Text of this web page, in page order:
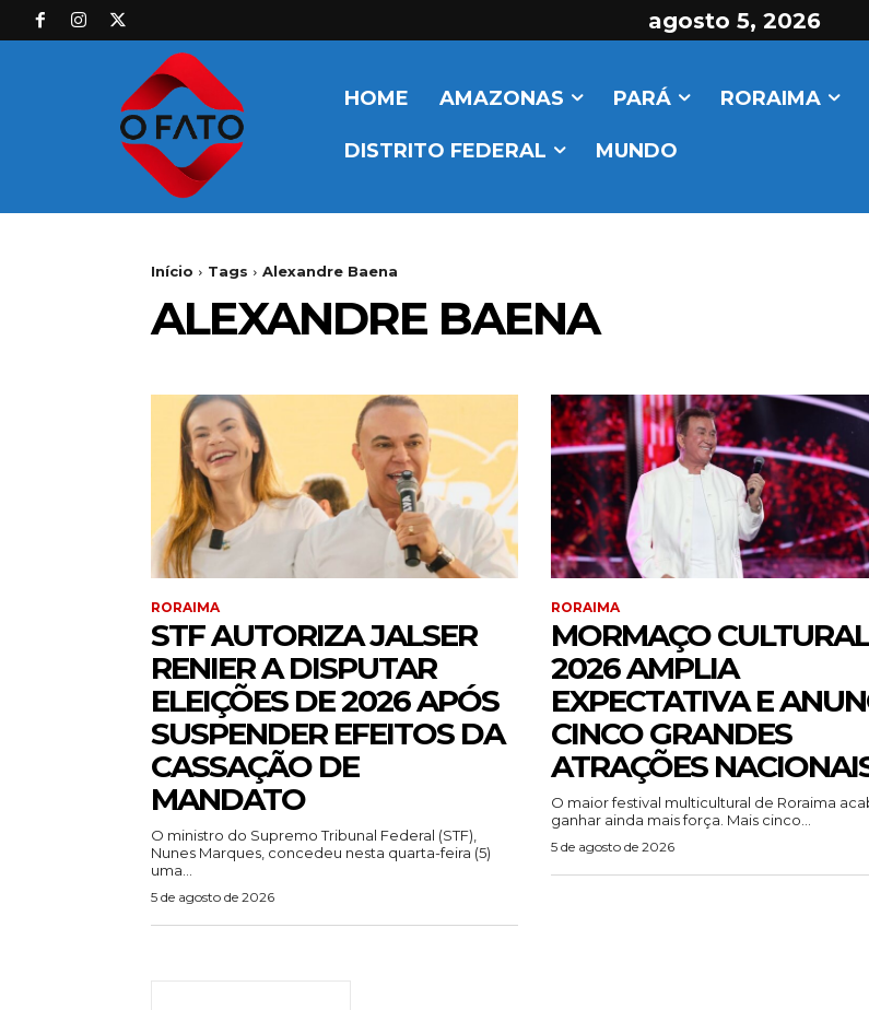
agosto 5, 2026
HOME AMAZONAS PARÁ RORAIMA
DISTRITO FEDERAL MUNDO
Início Tags Alexandre Baena
ALEXANDRE BAENA
RORAIMA
STF AUTORIZA JALSER
RENIER A DISPUTAR
ELEIÇÕES DE 2026 APÓS
SUSPENDER EFEITOS DA
CASSAÇÃO DE
MANDATO
O ministro do Supremo Tribunal Federal (STF),
Nunes Marques, concedeu nesta quarta-feira (5)
uma...
5 de agosto de 2026
RORAIMA
MORMAÇO CULTURAL
2026 AMPLIA
EXPECTATIVA E
CINCO GRANDES
ATRAÇÕES
O maior festival multicultural de Roraima
ganhar ainda mais força. Mais cinco...
5 de agosto de 2026